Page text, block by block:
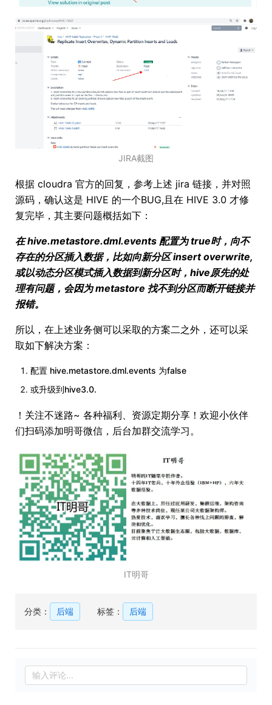
JIRA截图
根据 cloudra 官方的回复，参考上述 jira 链接，并对照
源码，确认这是 HIVE 的一个BUG,且在 HIVE 3.0 才修
复完毕，其主要问题概括如下：
在 hive.metastore.dml.events 配置为 true时，向不
存在的分区插入数据，比如向新分区 insert overwrite,
或以动态分区模式插入数据到新分区时，hive原先的处
理有问题，会因为 metastore 找不到分区而断开链接并
报错。
所以，在上述业务侧可以采取的方案二之外，还可以采
取如下解决方案：
配置 hive.metastore.dml.events 为false
或升级到hive3.0.
！关注不迷路~ 各种福利、资源定期分享！欢迎小伙伴
们扫码添加明哥微信，后台加群交流学习。
IT明哥
分类： 后端 标签： 后端